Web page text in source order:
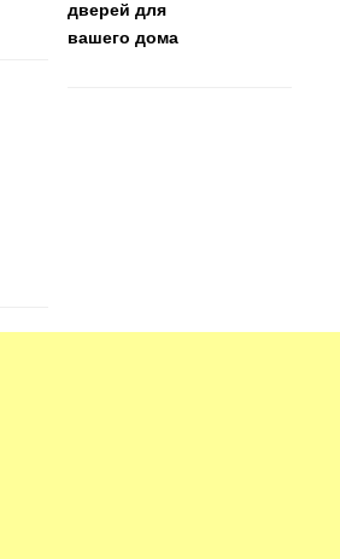
дверей для
вашего дома